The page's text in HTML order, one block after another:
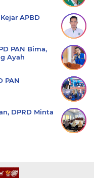
APBD
PAN Bima,
Ayah
PAN
DPRD Minta